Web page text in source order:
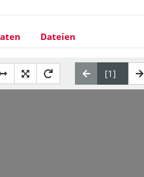
Dateien